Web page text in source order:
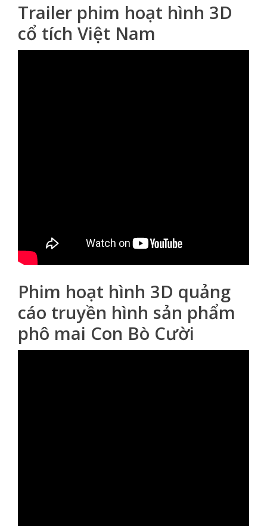
Trailer phim hoạt hình 3D
cổ tích Việt Nam
Phim hoạt hình 3D quảng
cáo truyền hình sản phẩm
phô mai Con Bò Cười